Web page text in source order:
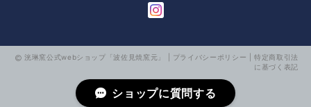
洸琳窯公式webショップ「波佐見焼窯元」 | プライバシーポリシー |特定商取引法
に基づく表記
ショップに質問する